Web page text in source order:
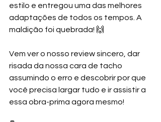
estilo e entregou uma das melhores
adaptações de todos os tempos. A
maldição foi quebrada! 🙌
Vem ver o nosso review sincero, dar
risada da nossa cara de tacho
assumindo o erro e descobrir por que
você precisa largar tudo e ir assistir a
essa obra-prima agora mesmo!